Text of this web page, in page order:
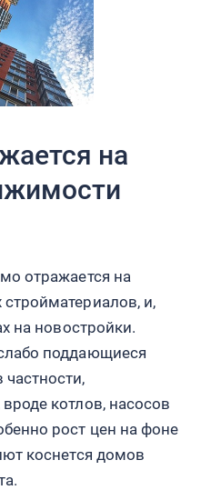
на
отражается на
и,
на новостройки.
поддающиеся
котлов, насосов
рост цен на фоне
коснется домов